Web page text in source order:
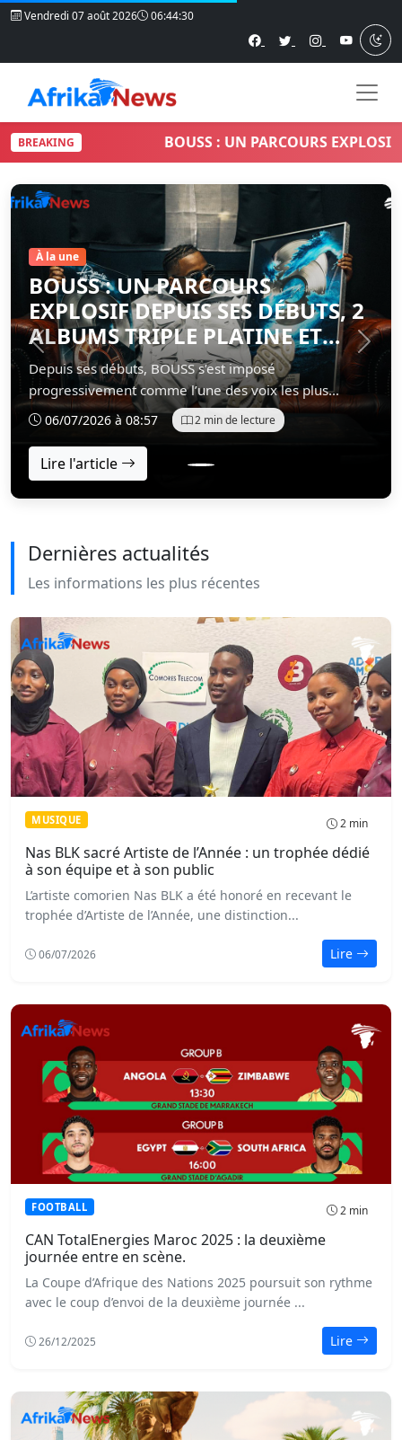
Vendredi 07 août 2026 06:44:31
BREAKING BOUSS : UN PARCOURS EXPLOSIF
Articles à la une
À la une
BOUSS : UN PARCOURS
EXPLOSIF DEPUIS SES DÉBUTS, 2
ALBUMS TRIPLE PLATINE ET
PLUS DE 600 000 VENTES
Depuis ses débuts, BOUSS s’est imposé
progressivement comme l’une des voix les plus
marquantes de sa génération. Parti de rien, avec une
vision claire et une détermination sans faille, il a su
constru...
06/07/2026 à 08:57 2 min de lecture
Lire l'article
Précédent
Dernières actualités
Les informations les plus récentes
MUSIQUE 2 min
Nas BLK sacré Artiste de l’Année : un trophée dédié
à son équipe et à son public
L’artiste comorien Nas BLK a été honoré en recevant le
trophée d’Artiste de l’Année, une distinction...
06/07/2026 Lire
FOOTBALL 2 min
CAN TotalEnergies Maroc 2025 : la deuxième
journée entre en scène.
La Coupe d’Afrique des Nations 2025 poursuit son rythme
avec le coup d’envoi de la deuxième journée ...
26/12/2025 Lire